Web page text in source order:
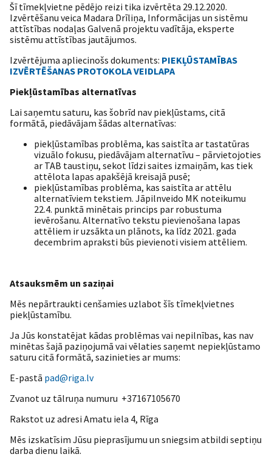
Šī tīmekļvietne pēdējo reizi tika izvērtēta 29.12.2020.
Izvērtēšanu veica Madara Drīliņa, Informācijas un sistēmu
attīstības nodaļas Galvenā projektu vadītāja, eksperte
sistēmu attīstības jautājumos.
Izvērtējuma apliecinošs dokuments: PIEKĻŪSTAMĪBAS
IZVĒRTĒŠANAS PROTOKOLA VEIDLAPA
Piekļūstamības alternatīvas
Lai saņemtu saturu, kas šobrīd nav piekļūstams, citā
formātā, piedāvājam šādas alternatīvas:
piekļūstamības problēma, kas saistīta ar tastatūras
vizuālo fokusu, piedāvājam alternatīvu – pārvietojoties
ar TAB taustiņu, sekot līdzi saites izmaiņām, kas tiek
attēlota lapas apakšējā kreisajā pusē;
piekļūstamības problēma, kas saistīta ar attēlu
alternatīviem tekstiem. Jāpilnveido MK noteikumu
22.4. punktā minētais princips par robustuma
ievērošanu. Alternatīvo tekstu pievienošana lapas
attēliem ir uzsākta un plānots, ka līdz 2021. gada
decembrim apraksti būs pievienoti visiem attēliem.
Atsauksmēm un saziņai
Mēs nepārtraukti cenšamies uzlabot šīs tīmekļvietnes
piekļūstamību.
Ja Jūs konstatējat kādas problēmas vai nepilnības, kas nav
minētas šajā paziņojumā vai vēlaties saņemt nepiekļūstamo
saturu citā formātā, sazinieties ar mums:
E-pastā pad@riga.lv
Zvanot uz tālruņa numuru +37167105670
Rakstot uz adresi Amatu iela 4, Rīga
Mēs izskatīsim Jūsu pieprasījumu un sniegsim atbildi septiņu
darba dienu laikā.